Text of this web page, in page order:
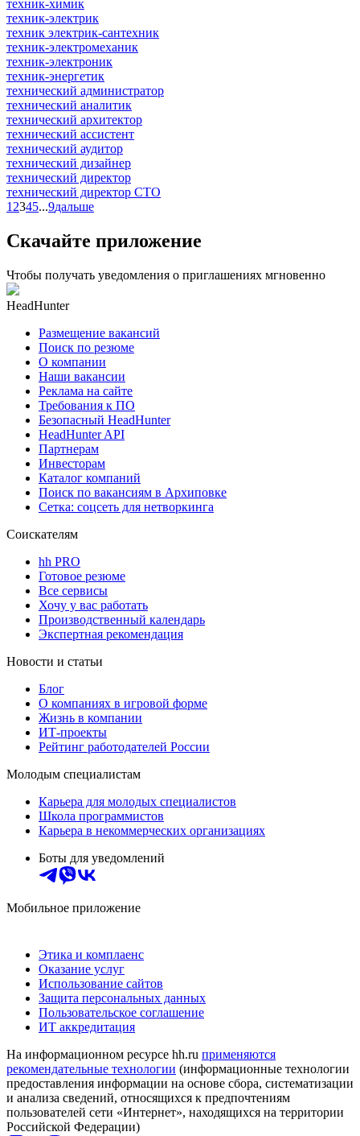
техник-химик
техник-электрик
техник электрик-сантехник
техник-электромеханик
техник-электроник
техник-энергетик
технический администратор
технический аналитик
технический архитектор
технический ассистент
технический аудитор
технический дизайнер
технический директор
технический директор CTO
1 2345...9дальше
Скачайте приложение
Чтобы получать уведомления о приглашениях мгновенно
HeadHunter
Размещение вакансий
Поиск по резюме
О компании
Наши вакансии
Реклама на сайте
Требования к ПО
Безопасный HeadHunter
HeadHunter API
Партнерам
Инвесторам
Каталог компаний
Поиск по вакансиям в Архиповке
Сетка: соцсеть для нетворкинга
Соискателям
hh PRO
Готовое резюме
Все сервисы
Хочу у вас работать
Производственный календарь
Экспертная рекомендация
Новости и статьи
Блог
О компаниях в игровой форме
Жизнь в компании
ИТ-проекты
Рейтинг работодателей России
Молодым специалистам
Карьера для молодых специалистов
Школа программистов
Карьера в некоммерческих организациях
Боты для уведомлений
Мобильное приложение
Этика и комплаенс
Оказание услуг
Использование сайтов
Защита персональных данных
Пользовательское соглашение
ИТ аккредитация
На информационном ресурсе hh.ru применяются
рекомендательные технологии (информационные технологии
предоставления информации на основе сбора, систематизации
и анализа сведений, относящихся к предпочтениям
пользователей сети «Интернет», находящихся на территории
Российской Федерации)